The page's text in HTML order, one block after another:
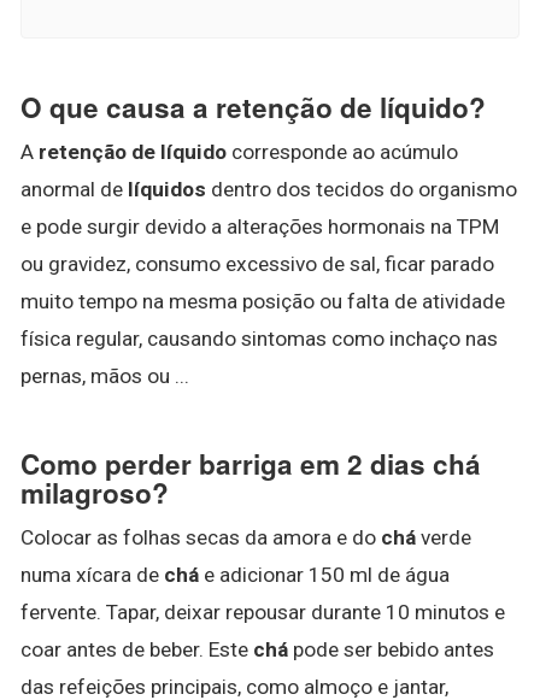
O que causa a retenção de líquido?
A retenção de líquido corresponde ao acúmulo
anormal de líquidos dentro dos tecidos do organismo
e pode surgir devido a alterações hormonais na TPM
ou gravidez, consumo excessivo de sal, ficar parado
muito tempo na mesma posição ou falta de atividade
física regular, causando sintomas como inchaço nas
pernas, mãos ou ...
Como perder barriga em 2 dias chá
milagroso?
Colocar as folhas secas da amora e do chá verde
numa xícara de chá e adicionar 150 ml de água
fervente. Tapar, deixar repousar durante 10 minutos e
coar antes de beber. Este chá pode ser bebido antes
das refeições principais, como almoço e jantar,